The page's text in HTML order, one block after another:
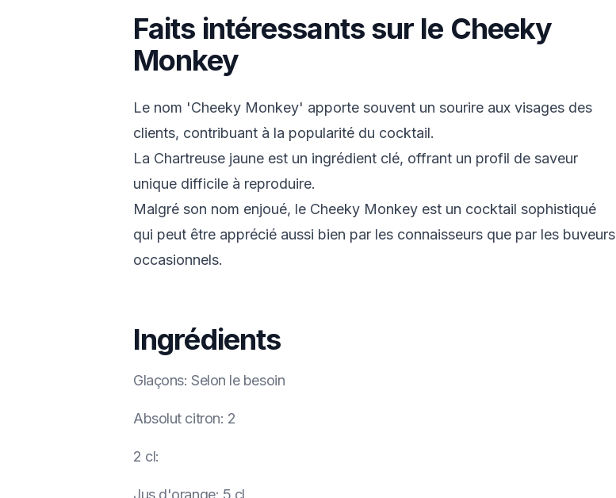
Faits intéressants sur le Cheeky
Monkey
Le nom 'Cheeky Monkey' apporte souvent un sourire aux visages des
clients, contribuant à la popularité du cocktail.
La Chartreuse jaune est un ingrédient clé, offrant un profil de saveur
unique difficile à reproduire.
Malgré son nom enjoué, le Cheeky Monkey est un cocktail sophistiqué
qui peut être apprécié aussi bien par les connaisseurs que par les buveurs
occasionnels.
Ingrédients
Glaçons: Selon le besoin
Absolut citron: 2
2 cl:
Jus d'orange: 5 cl